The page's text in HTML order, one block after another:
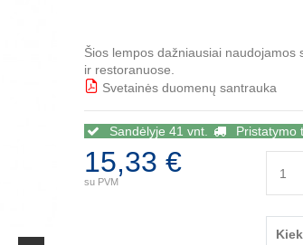
Šios lempos dažniausiai
ir restoranuose.
Svetainės duomenų santrauka
Sandėlyje 41 vnt. Pristatymo
15,33 €
su PVM